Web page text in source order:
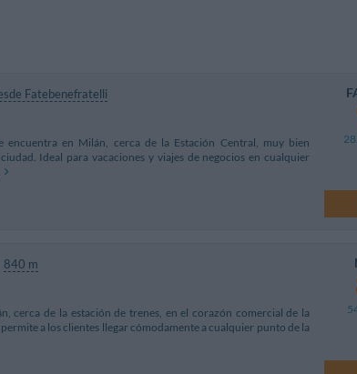
Fatebenefratelli
encuentra en Milán, cerca de la Estación Central, muy bien
Ideal para vacaciones y viajes de negocios en cualquier
840 m
cerca de la estación de trenes, en el corazón comercial de la
a los clientes llegar cómodamente a cualquier punto de la